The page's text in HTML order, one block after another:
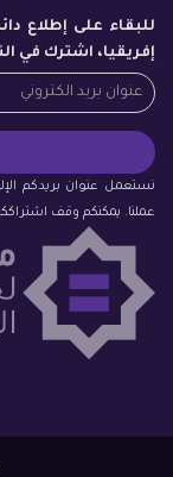
للبقاء على إطلاع
إفريقيا، اشترك في
نستعمل عنوان بريدكم
عملنا. يمكنكم وقف